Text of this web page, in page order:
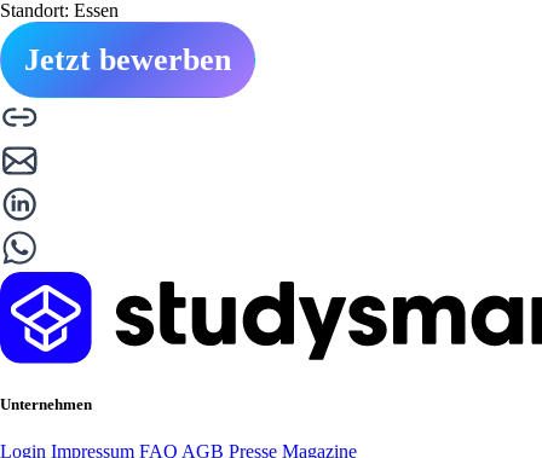
Standort: Essen
Jetzt bewerben
Unternehmen
Login Impressum FAQ AGB Presse Magazine